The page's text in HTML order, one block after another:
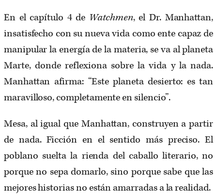
En el capítulo 4 de Watchmen, el Dr. Manhattan,
insatisfecho con su nueva vida como ente capaz de
manipular la energía de la materia, se va al planeta
Marte, donde reflexiona sobre la vida y la nada.
Manhattan afirma: “Este planeta desierto: es tan
maravilloso, completamente en silencio”.
Mesa, al igual que Manhattan, construyen a partir
de nada. Ficción en el sentido más preciso. El
poblano suelta la rienda del caballo literario, no
porque no sepa domarlo, sino porque sabe que las
mejores historias no están amarradas a la realidad.